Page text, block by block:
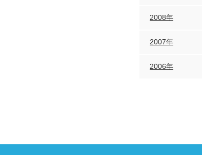
2008年
2007年
2006年